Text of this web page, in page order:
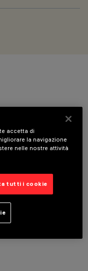
accetta di
la navigazione
nelle nostre attività
tutti i cookie